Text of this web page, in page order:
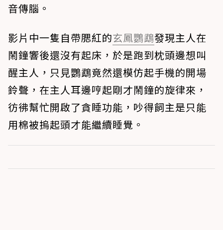
音傳腦。
影片中一隻自帶腮紅的玄鳳鸚鵡發現主人在
鬧鐘響後還沒有起床，於是跑到枕頭邊想叫
醒主人，只見鸚鵡竟然還模仿起手機的開場
鈴聲，在主人耳邊哼起剛才鬧鐘的旋律來，
彷彿幫忙開啟了貪睡功能，吵得飼主是只能
用棉被摀起頭才能繼續睡覺。